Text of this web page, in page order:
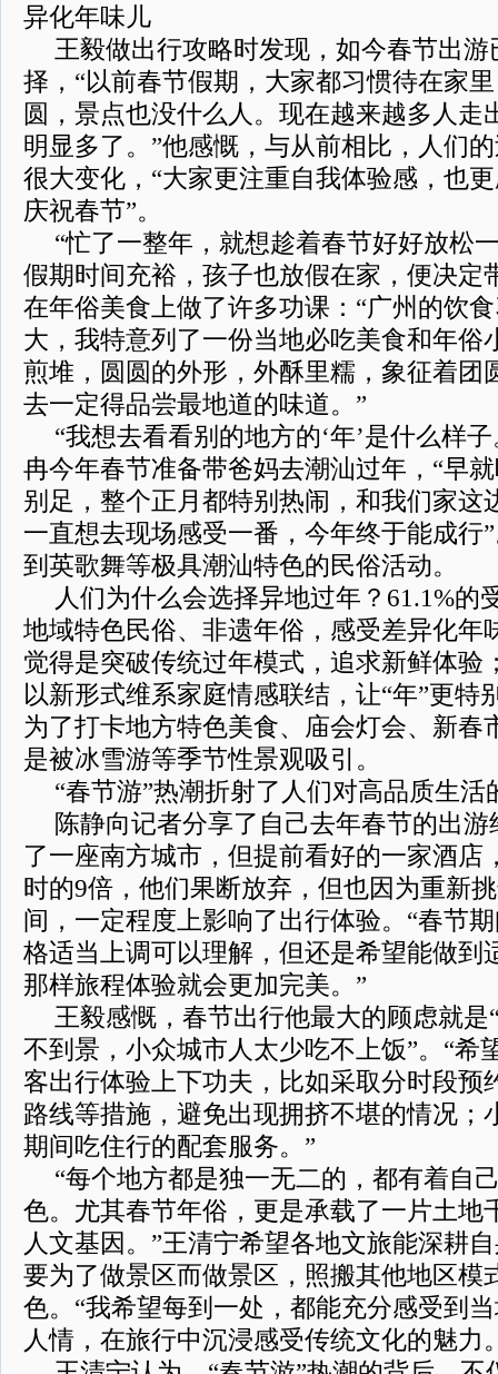
异化年味儿
王毅做出行攻略时发现，如今春节出
择，“以前春节假期，大家都习惯待在家
圆，景点也没什么人。现在越来越多人走
明显多了。”他感慨，与从前相比，人们
很大变化，“大家更注重自我体验感，也
庆祝春节”。
“忙了一整年，就想趁着春节好好放松
假期时间充裕，孩子也放假在家，便决定
在年俗美食上做了许多功课：“广州的饮
大，我特意列了一份当地必吃美食和年俗
煎堆，圆圆的外形，外酥里糯，象征着团
去一定得品尝最地道的味道。”
“我想去看看别的地方的‘年’是什么样
冉今年春节准备带爸妈去潮汕过年，“早
别足，整个正月都特别热闹，和我们家这
一直想去现场感受一番，今年终于能成行
到英歌舞等极具潮汕特色的民俗活动。
人们为什么会选择异地过年？61.1%的
地域特色民俗、非遗年俗，感受差异化年
觉得是突破传统过年模式，追求新鲜体验
以新形式维系家庭情感联结，让“年”更特
为了打卡地方特色美食、庙会灯会、新春
是被冰雪游等季节性景观吸引。
“春节游”热潮折射了人们对高品质生活
陈静向记者分享了自己去年春节的出
了一座南方城市，但提前看好的一家酒店
时的9倍，他们果断放弃，但也因为重新
间，一定程度上影响了出行体验。“春节
格适当上调可以理解，但还是希望能做到
那样旅程体验就会更加完美。”
王毅感慨，春节出行他最大的顾虑就是
不到景，小众城市人太少吃不上饭”。“希
客出行体验上下功夫，比如采取分时段预
路线等措施，避免出现拥挤不堪的情况；
期间吃住行的配套服务。”
“每个地方都是独一无二的，都有着自
色。尤其春节年俗，更是承载了一片土地
人文基因。”王清宁希望各地文旅能深耕
要为了做景区而做景区，照搬其他地区模
色。“我希望每到一处，都能充分感受到
人情，在旅行中沉浸感受传统文化的魅力